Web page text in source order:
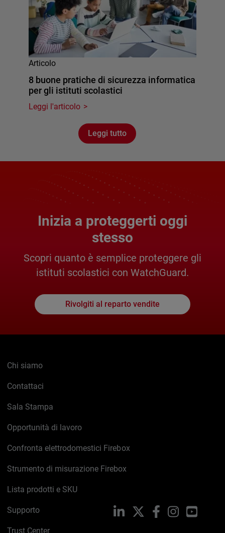
Articolo
8 buone pratiche di sicurezza informatica
per gli istituti scolastici
Leggi l'articolo
Leggi tutto
Inizia a proteggerti oggi
stesso
Scopri quanto è semplice proteggere gli
istituti scolastici con WatchGuard.
Rivolgiti al reparto vendite
Chi siamo
Contattaci
Sala Stampa
Opportunità di lavoro
Confronta elettrodomestici Firebox
Strumento di misurazione Firebox
Lista prodotti e SKU
Supporto
Trust Center
LinkedIn FacebookInstagram